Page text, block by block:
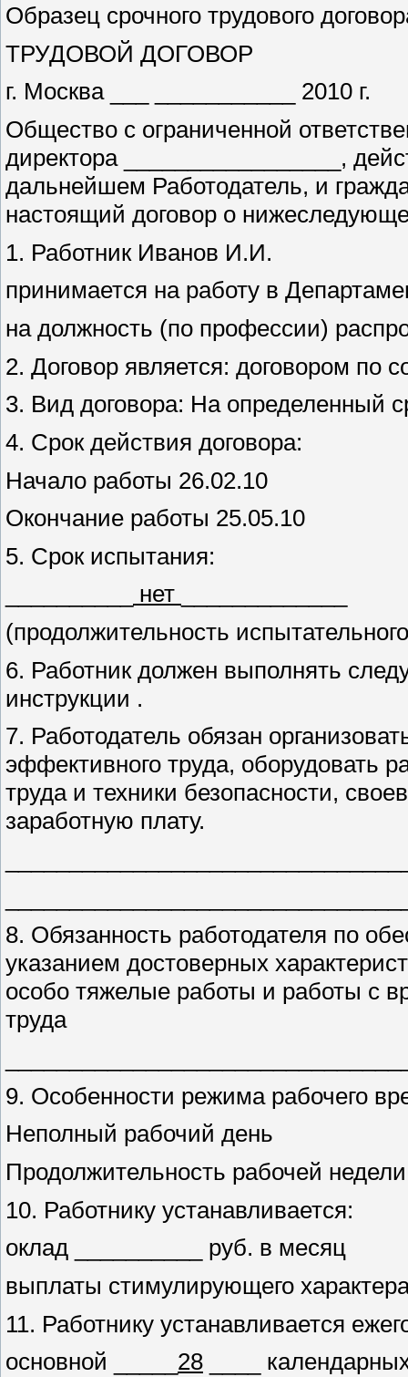
Образец срочного трудового
ТРУДОВОЙ ДОГОВОР
г. Москва ___ ___________ 2010 г.
Общество с ограниченной
директора _________________,
дальнейшем Работодатель, и
настоящий договор о
1. Работник Иванов И.И.
принимается на работу в
на должность (по профессии)
2. Договор является: договором по
3. Вид договора: На определенный
4. Срок действия договора:
Начало работы 26.02.10
Окончание работы 25.05.10
5. Срок испытания:
нет
(продолжительность
6. Работник должен выполнять
инструкции .
7. Работодатель обязан
эффективного труда, оборудовать
труда и техники безопасности,
заработную плату.
8. Обязанность работодателя по
указанием достоверных
особо тяжелые работы и работы с
труда
9. Особенности режима рабочего
Неполный рабочий день
Продолжительность рабочей
10. Работнику устанавливается:
оклад __________ руб. в месяц
выплаты стимулирующего
11. Работнику устанавливается
основной _____ 28 ____